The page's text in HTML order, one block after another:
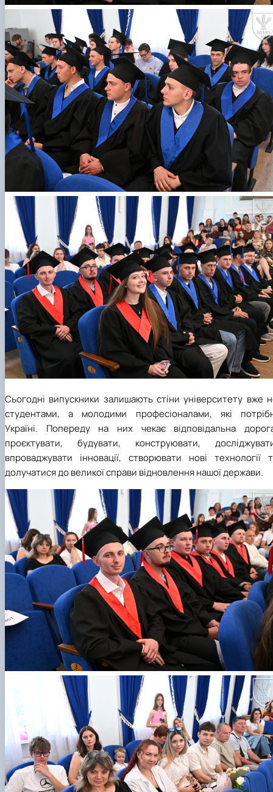
Сьогодні випускники залишають стіни університету вже
студентами, а молодими професіоналами, які
Україні. Попереду на них чекає відповідальна
проєктувати, будувати, конструювати,
впроваджувати інновації, створювати нові технології
долучатися до великої справи відновлення нашої держави.